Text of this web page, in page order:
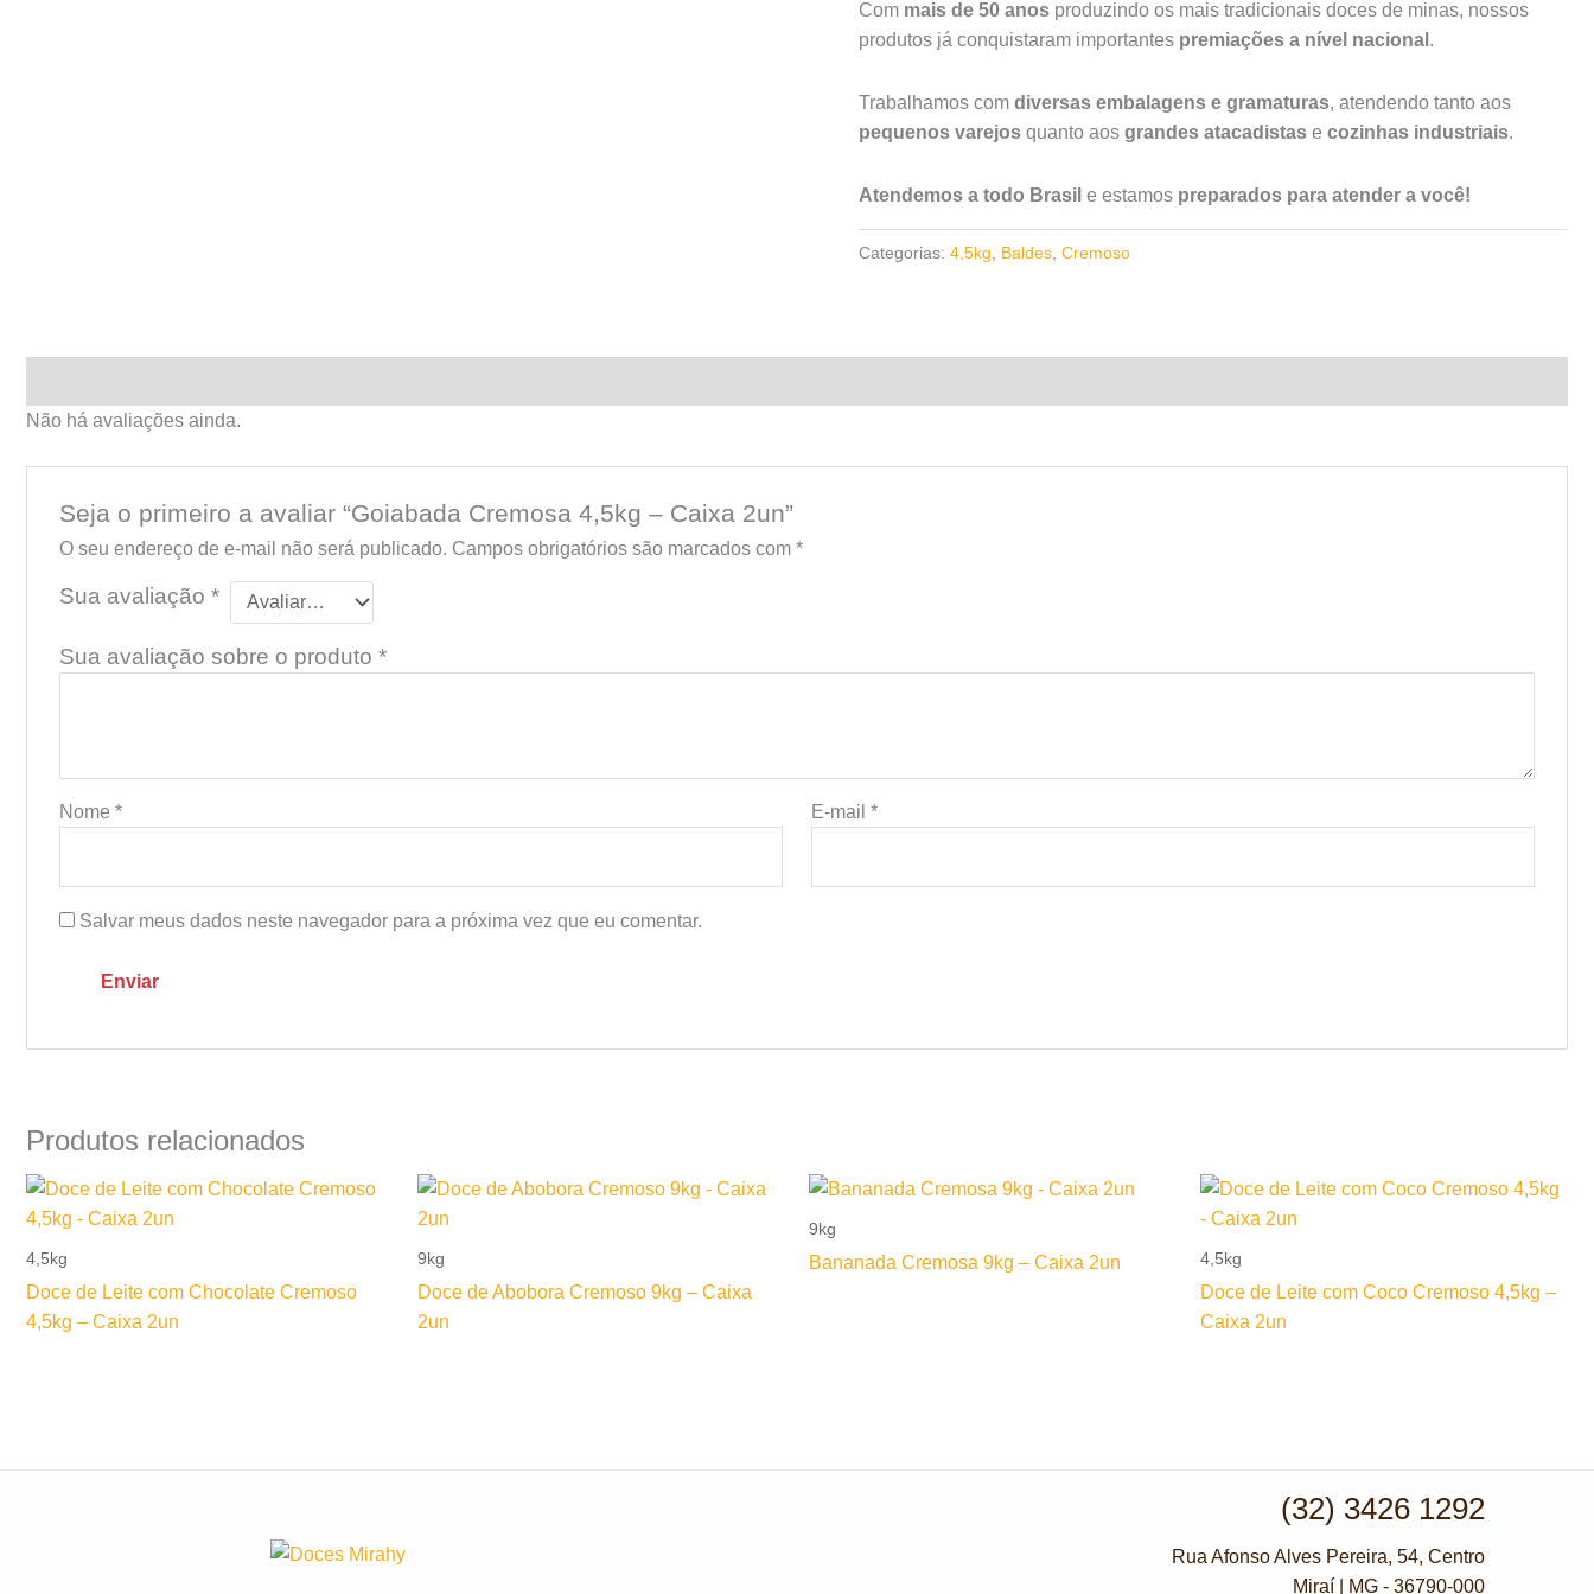
Com mais de 50 anos produzindo os mais tradicionais doces de minas, nossos
produtos já conquistaram importantes premiações a nível nacional .
Trabalhamos com diversas embalagens e gramaturas, atendendo tanto aos
pequenos varejos quanto aos grandes atacadistas e cozinhas industriais.
Atendemos a todo Brasil e estamos preparados para atender a você!
Categorias: 4,5kg Baldes Cremoso
Não há avaliações ainda.
Seja o primeiro a avaliar “Goiabada Cremosa 4,5kg – Caixa 2un”
O seu endereço de e-mail não será publicado. Campos obrigatórios são marcados com *
Sua avaliação *
Sua avaliação sobre o produto *
Nome * E-mail*
Salvar meus dados neste navegador para a próxima vez que eu comentar.
Produtos relacionados
4,5kg
Doce de Leite com Chocolate Cremoso
4,5kg – Caixa 2un
9kg
Doce de Abobora Cremoso 9kg – Caixa
2un
9kg
Bananada Cremosa 9kg – Caixa 2un 4,5kg
Doce de Leite com Coco Cremoso 4,5kg –
Caixa 2un
(32) 3426 1292
Rua Afonso Alves Pereira, 54, Centro
Miraí | MG - 36790-000